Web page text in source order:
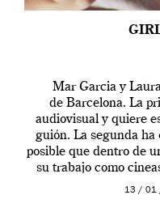
Mar Garcia y
de Barcelona. La
audiovisual y quiere
guión. La segunda ha
posible que dentro de
su trabajo como
13 / 01